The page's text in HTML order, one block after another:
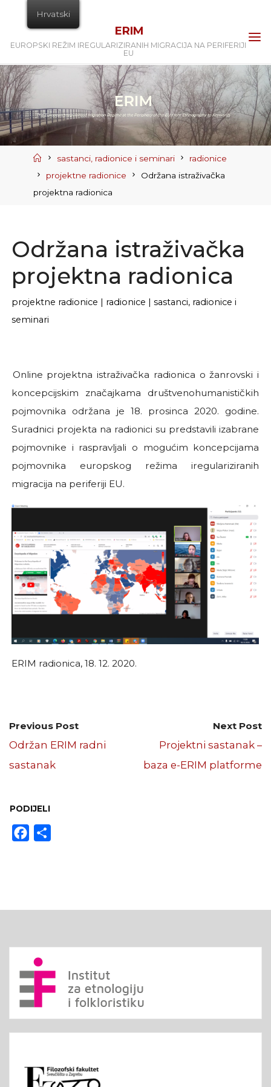
content
ERIM
EUROPSKI REŽIM IREGULARIZIRANIH MIGRACIJA NA PERIFERIJI
EU
Home
sastanci, radionice i seminari
radionice
projektne radionice
Održana istraživačka
projektna radionica
Održana istraživačka
projektna radionica
projektne radionice | radionice | sastanci, radionice i
seminari
Online projektna istraživačka radionica o žanrovski i
koncepcijskim značajkama društvenohumanističkih
pojmovnika održana je 18. prosinca 2020. godine.
Suradnici projekta na radionici su predstavili izabrane
pojmovnike i raspravljali o mogućim koncepcijama
pojmovnika europskog režima iregulariziranih
migracija na periferiji EU.
ERIM radionica, 18. 12. 2020.
Previous Post
Održan ERIM radni
sastanak
Next Post
Projektni sastanak –
baza e-ERIM platforme
PODIJELI
Facebook
Hrvatski